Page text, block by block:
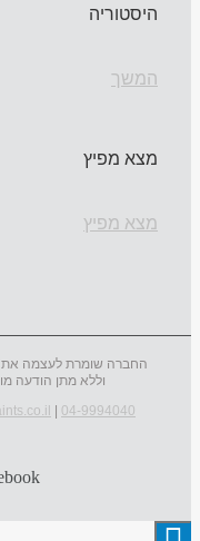
היסטוריה
המשך
מצא מפיץ
מצא מפיץ
החברה שומרת לעצמה את
וללא מתן הודעה
04-9994040